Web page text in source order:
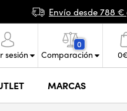
Envío desde 788
sesión
0
Comparación 0
MARCAS